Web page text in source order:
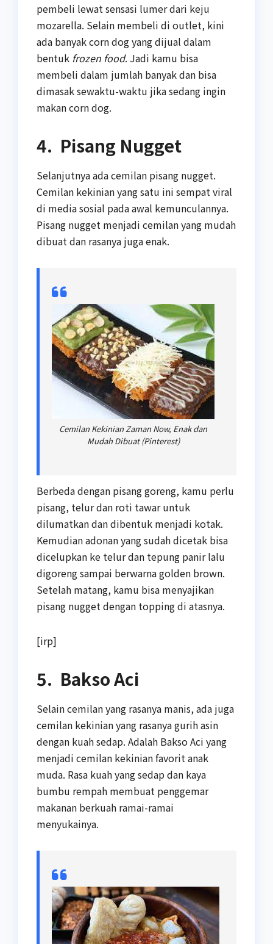
pembeli lewat sensasi lumer dari keju
mozarella. Selain membeli di outlet, kini
ada banyak corn dog yang dijual dalam
bentuk frozen food. Jadi kamu bisa
membeli dalam jumlah banyak dan bisa
dimasak sewaktu-waktu jika sedang ingin
makan corn dog.
4. Pisang Nugget
Selanjutnya ada cemilan pisang nugget.
Cemilan kekinian yang satu ini sempat viral
di media sosial pada awal kemunculannya.
Pisang nugget menjadi cemilan yang mudah
dibuat dan rasanya juga enak.
Cemilan Kekinian Zaman Now, Enak dan
Mudah Dibuat (Pinterest)
Berbeda dengan pisang goreng, kamu perlu
pisang, telur dan roti tawar untuk
dilumatkan dan dibentuk menjadi kotak.
Kemudian adonan yang sudah dicetak bisa
dicelupkan ke telur dan tepung panir lalu
digoreng sampai berwarna golden brown.
Setelah matang, kamu bisa menyajikan
pisang nugget dengan topping di atasnya.
[irp]
5. Bakso Aci
Selain cemilan yang rasanya manis, ada juga
cemilan kekinian yang rasanya gurih asin
dengan kuah sedap. Adalah Bakso Aci yang
menjadi cemilan kekinian favorit anak
muda. Rasa kuah yang sedap dan kaya
bumbu rempah membuat penggemar
makanan berkuah ramai-ramai
menyukainya.